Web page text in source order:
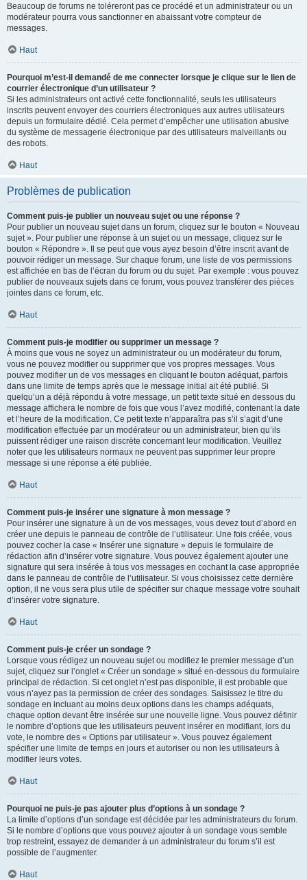
Beaucoup de forums ne toléreront pas ce procédé et un administrateur ou un
modérateur pourra vous sanctionner en abaissant votre compteur de
messages.
Haut
Pourquoi m’est-il demandé de me connecter lorsque je clique sur le lien de
courrier électronique d’un utilisateur ?
Si les administrateurs ont activé cette fonctionnalité, seuls les utilisateurs
inscrits peuvent envoyer des courriers électroniques aux autres utilisateurs
depuis un formulaire dédié. Cela permet d’empêcher une utilisation abusive
du système de messagerie électronique par des utilisateurs malveillants ou
des robots.
Haut
Problèmes de publication
Comment puis-je publier un nouveau sujet ou une réponse ?
Pour publier un nouveau sujet dans un forum, cliquez sur le bouton « Nouveau
sujet ». Pour publier une réponse à un sujet ou un message, cliquez sur le
bouton « Répondre ». Il se peut que vous ayez besoin d’être inscrit avant de
pouvoir rédiger un message. Sur chaque forum, une liste de vos permissions
est affichée en bas de l’écran du forum ou du sujet. Par exemple : vous pouvez
publier de nouveaux sujets dans ce forum, vous pouvez transférer des pièces
jointes dans ce forum, etc.
Haut
Comment puis-je modifier ou supprimer un message ?
À moins que vous ne soyez un administrateur ou un modérateur du forum,
vous ne pouvez modifier ou supprimer que vos propres messages. Vous
pouvez modifier un de vos messages en cliquant le bouton adéquat, parfois
dans une limite de temps après que le message initial ait été publié. Si
quelqu’un a déjà répondu à votre message, un petit texte situé en dessous du
message affichera le nombre de fois que vous l’avez modifié, contenant la date
et l’heure de la modification. Ce petit texte n’apparaîtra pas s’il s’agit d’une
modification effectuée par un modérateur ou un administrateur, bien qu’ils
puissent rédiger une raison discrète concernant leur modification. Veuillez
noter que les utilisateurs normaux ne peuvent pas supprimer leur propre
message si une réponse a été publiée.
Haut
Comment puis-je insérer une signature à mon message ?
Pour insérer une signature à un de vos messages, vous devez tout d’abord en
créer une depuis le panneau de contrôle de l’utilisateur. Une fois créée, vous
pouvez cocher la case « Insérer une signature » depuis le formulaire de
rédaction afin d’insérer votre signature. Vous pouvez également ajouter une
signature qui sera insérée à tous vos messages en cochant la case appropriée
dans le panneau de contrôle de l’utilisateur. Si vous choisissez cette dernière
option, il ne vous sera plus utile de spécifier sur chaque message votre souhait
d’insérer votre signature.
Haut
Comment puis-je créer un sondage ?
Lorsque vous rédigez un nouveau sujet ou modifiez le premier message d’un
sujet, cliquez sur l’onglet « Créer un sondage » situé en-dessous du formulaire
principal de rédaction. Si cet onglet n’est pas disponible, il est probable que
vous n’ayez pas la permission de créer des sondages. Saisissez le titre du
sondage en incluant au moins deux options dans les champs adéquats,
chaque option devant être insérée sur une nouvelle ligne. Vous pouvez définir
le nombre d’options que les utilisateurs peuvent insérer en modifiant, lors du
vote, le nombre des « Options par utilisateur ». Vous pouvez également
spécifier une limite de temps en jours et autoriser ou non les utilisateurs à
modifier leurs votes.
Haut
Pourquoi ne puis-je pas ajouter plus d’options à un sondage ?
La limite d’options d’un sondage est décidée par les administrateurs du forum.
Si le nombre d’options que vous pouvez ajouter à un sondage vous semble
trop restreint, essayez de demander à un administrateur du forum s’il est
possible de l’augmenter.
Haut